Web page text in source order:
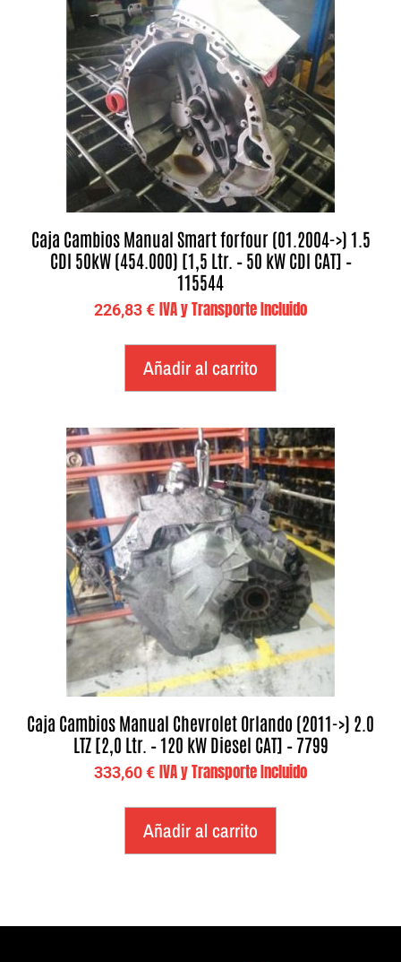
Caja Cambios Manual Smart forfour (01.2004->) 1.5
CDI 50kW (454.000) [1,5 Ltr. – 50 kW CDI CAT] –
115544
226,83€ IVA y Transporte Incluido
Añadir al carrito
Caja Cambios Manual Chevrolet Orlando (2011->) 2.0
LTZ [2,0 Ltr. – 120 kW Diesel CAT] – 7799
333,60€ IVA y Transporte Incluido
Añadir al carrito